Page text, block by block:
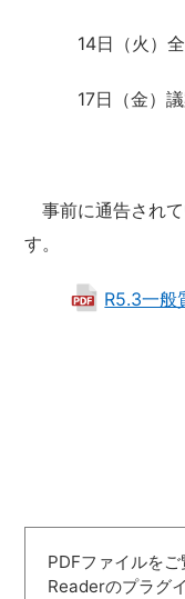
14日（火）全
17日（金）議案
事前に通告され
す。
R5.3一般
PDFファイルを
Readerのプラグ